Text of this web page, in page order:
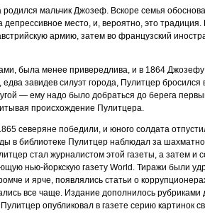
родился мальчик Джозеф. Вскоре семья
депрессивное место, и, вероятно, это
армию, затем во французский
была менее привередлива, и в 1864
завидев силуэт города, Пулитцер
— ему надо было добраться до берега
происхождение Пулитцера.
северяне победили, и юного солдата
библиотеке Пулитцер наблюдал за
стал журналистом этой газеты, а затем и
нью-йоркскую газету World. Тиражи были
и ярче, появлялись статьи о
все чаще. Издание дополнилось
опубликовал в газете серию картинок